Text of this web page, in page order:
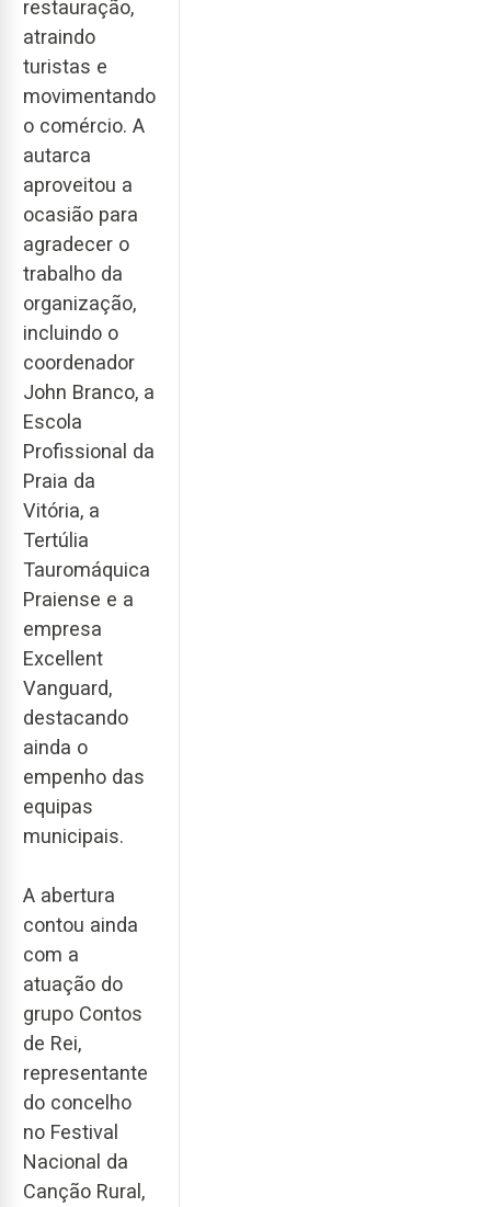
restauração,
atraindo
turistas e
movimentando
o comércio. A
autarca
aproveitou a
ocasião para
agradecer o
trabalho da
organização,
incluindo o
coordenador
John Branco, a
Escola
Profissional da
Praia da
Vitória, a
Tertúlia
Tauromáquica
Praiense e a
empresa
Excellent
Vanguard,
destacando
ainda o
empenho das
equipas
municipais.
A abertura
contou ainda
com a
atuação do
grupo Contos
de Rei,
representante
do concelho
no Festival
Nacional da
Canção Rural,